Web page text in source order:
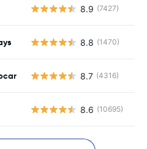
8.9 (7427)
8.8 (1470)
8.7 (4316)
8.6 (10695)